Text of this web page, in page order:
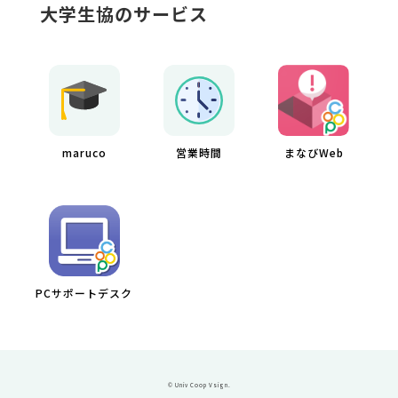
大学生協のサービス
maruco 営業時間 まなびWeb
PCサポートデスク
© Univ Coop Vsign.